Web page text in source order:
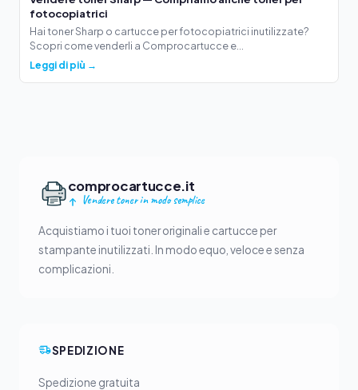
fotocopiatrici
Hai toner Sharp o cartucce per fotocopiatrici inutilizzate?
Scopri come venderli a Comprocartucce e...
Leggi di più →
comprocartucce.it
Vendere toner in modo semplice
Acquistiamo i tuoi toner originali e cartucce per
stampante inutilizzati. In modo equo, veloce e senza
complicazioni.
SPEDIZIONE
Spedizione gratuita